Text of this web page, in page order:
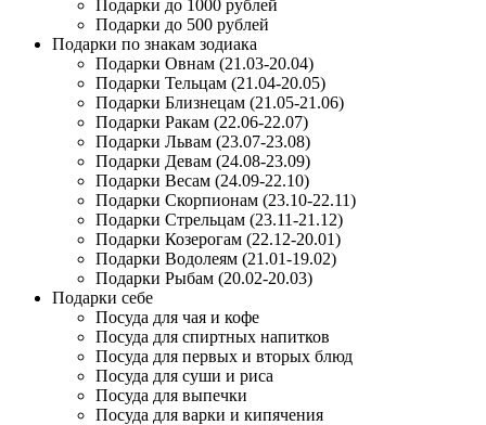
Подарки до 1000 рублей
Подарки до 500 рублей
Подарки по знакам зодиака
Подарки Овнам (21.03-20.04)
Подарки Тельцам (21.04-20.05)
Подарки Близнецам (21.05-21.06)
Подарки Ракам (22.06-22.07)
Подарки Львам (23.07-23.08)
Подарки Девам (24.08-23.09)
Подарки Весам (24.09-22.10)
Подарки Скорпионам (23.10-22.11)
Подарки Стрельцам (23.11-21.12)
Подарки Козерогам (22.12-20.01)
Подарки Водолеям (21.01-19.02)
Подарки Рыбам (20.02-20.03)
Подарки себе
Посуда для чая и кофе
Посуда для спиртных напитков
Посуда для первых и вторых блюд
Посуда для суши и риса
Посуда для выпечки
Посуда для варки и кипячения